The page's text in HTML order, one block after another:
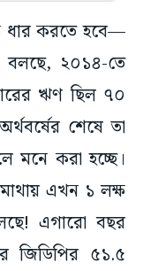
ধার করতে হবে—
বলছে, ২০১৪-তে
ঋণ ছিল ৭০
শেষে তা
মনে করা হচ্ছে।
এখন ১ লক্ষ
এগারো বছর
জিডিপির ৫১.৫